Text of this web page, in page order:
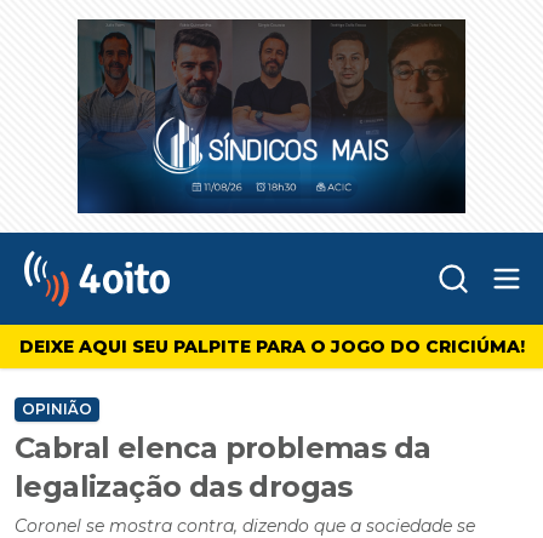
4oito
DEIXE AQUI SEU PALPITE PARA O JOGO DO CRICIÚMA!
OPINIÃO
Cabral elenca problemas da
legalização das drogas
Coronel se mostra contra, dizendo que a sociedade se